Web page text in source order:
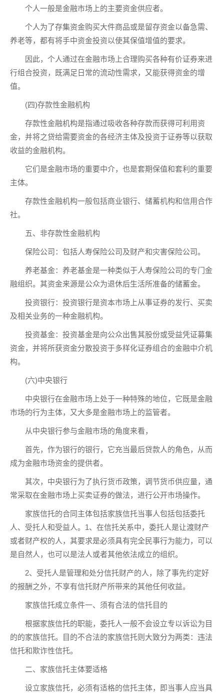
个人一般是金融市场上的主要资金供应者。
个人为了存集资金购买大件商品或是留存资金以备急需、
养老等，都有将手中资金投资以使其保值增值的要求。
因此，个人通过在金融市场上合理购买各种有价证券来进
行组合投资，既满足日常的流动性需求，又能获得资金的增
值。
(四)存款性金融机构
存款性金融机构是指通过吸收各种存款而获得可利用资
金，并将之贷给需要资金的各经济主体及投资于证券等以获取
收益的金融机构。
它们是金融市场的重要中介，也是套期保值和套利的重要
主体。
存款性金融机构一般包括商业银行、储蓄机构和信用合作
社。
五、非存款性金融机构
保险公司：包括人寿保险公司及财产和灾害保险公司。
养老基金：养老基金是一种类似于人寿保险公司的专门金
融组织。其资金来源是公众为退休后生活所准备的储蓄金。
投资银行：投资银行是资本市场上从事证券的发行、买卖
及相关业务的一种金融机构。
投资基金：投资基金是向公众出售其股份或受益凭证募集
资金，并将所获资金分散投资于多样化证券组合的金融中介机
构。
(六)中央银行
中央银行在金融市场上处于一种特殊的地位，它既是金融
市场的行为主体，又大多是金融市场上的监管者。
从中央银行参与金融市场的角度来看，
首先，作为银行的银行，它充当最后贷款人的角色，从而
成为金融市场资金的提供者。
其次，中央银行为了执行货币政策，调节货币供应量，通
常采取在金融市场上买卖证券的做法，进行公开市场操作。
家族信托的合同主体包括家族信托当事人包括包括委托
人、受托人和受益人。1、在信托关系中，委托人是让渡财产
或者财产权的人，其要求是必须具有完全民事行为能力，可以
是自然人，也可以是法人或者其他依法成立的组织。
2、受托人是管理和处分信托财产的人，除了事先约定好
的报酬之外，不享有信托财产所带来的其他任何收益。
家族信托成立条件一、须有合法的信托目的
根据家族信托的职能，委托人一般不会设立专以诉讼为目
的的家族信托。目的不合法的家族信托则大致分为两类：违法
信托和欺诈性信托。
二、家族信托主体要适格
设立家族信托，必须有适格的信托主体，即当事人应当具